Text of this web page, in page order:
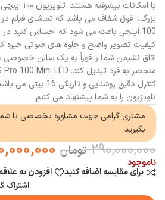
بزرگ، فوق شفاف می باشد که تماشای فیلم
100 اینچی باعث می شود که احساس کنید
کیفیت تصویر واضح و جلوه های صوتی خیره
اتاق نشیمن شما را فوراً به یک سالن خصوصی
کنترل دقیق روشنایی و
تلویزیون را به شما پیشنهاد می کنیم.
مشتری گرامی جهت مشاوره تخصصی با
بگیرید
290,000,000 تومان
ناموجود
برای مقایسه اضافه کنید
افزودن به
اشتراک